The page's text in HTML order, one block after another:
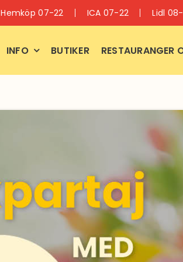
Hemköp 07-22 ICA 07-22 Lidl
INFO BUTIKER RESTAURANGER